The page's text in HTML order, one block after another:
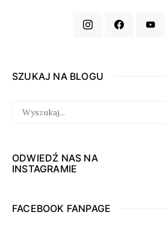
SZUKAJ NA BLOGU
FOR:
ODWIEDŹ NAS NA
INSTAGRAMIE
FACEBOOK FANPAGE